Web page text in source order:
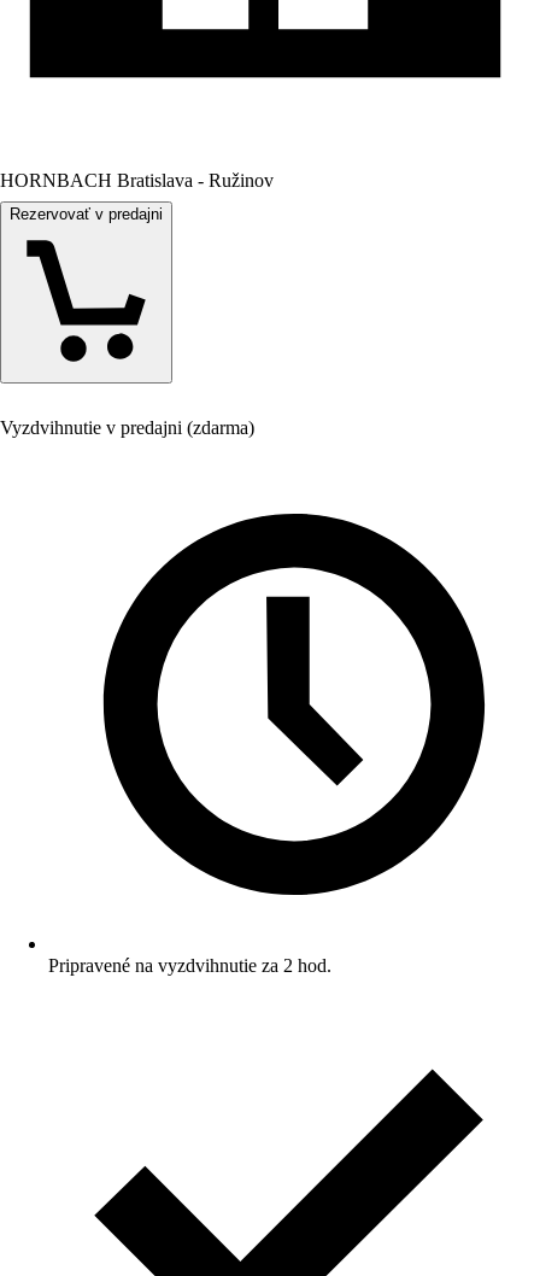
HORNBACH Bratislava - Ružinov
Rezervovať v predajni
Vyzdvihnutie v predajni (zdarma)
Pripravené na vyzdvihnutie za 2 hod.